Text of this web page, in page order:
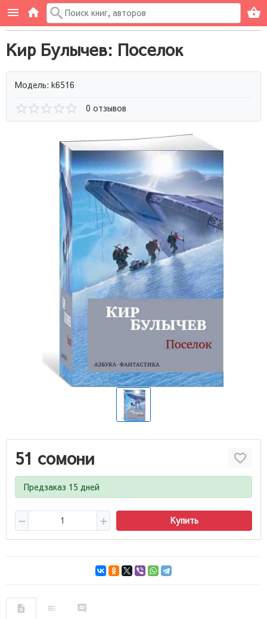
Кир Булычев: Поселок
Модель: k6516
0 отзывов
51 сомони
Предзаказ 15 дней
Купить